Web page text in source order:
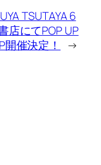
TSUTAYA 6
店にてPOP UP
開催決定！
→